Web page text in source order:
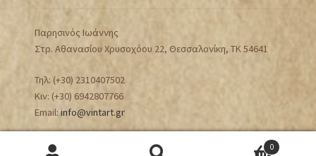
Παρησινός Ιωάννης
Στρ. Αθανασίου Χρυσοχόου 22, Θεσσαλονίκη, ΤΚ 54641
Τηλ: (+30) 2310407502
Κιν: (+30) 6942807766
Email:info@vintart.gr
0